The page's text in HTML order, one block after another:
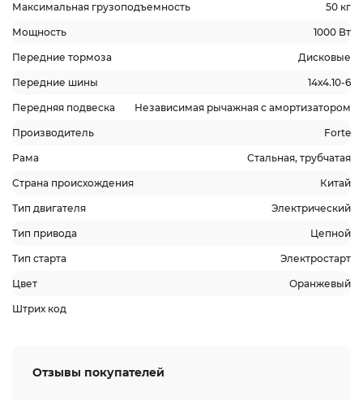
Максимальная грузоподъемность 50 кг
Мощность 1000 Вт
Передние тормоза Дисковые
Передние шины 14х4.10-6
Передняя подвеска Независимая рычажная с амортизатором
Производитель Forte
Рама Стальная, трубчатая
Страна происхождения Китай
Тип двигателя Электрический
Тип привода Цепной
Тип старта Электростарт
Цвет Оранжевый
Штрих код
Отзывы покупателей